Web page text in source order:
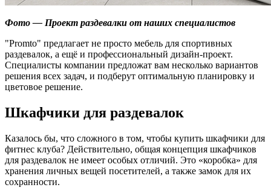
Фото — Проект раздевалки от наших специалистов
"Promto" предлагает не просто мебель для спортивных
раздевалок, а ещё и профессиональный дизайн-проект.
Специалисты компании предложат вам несколько вариантов
решения всех задач, и подберут оптимальную планировку и
цветовое решение.
Шкафчики для раздевалок
Казалось бы, что сложного в том, чтобы купить шкафчики для
фитнес клуба? Действительно, общая концепция шкафчиков
для раздевалок не имеет особых отличий. Это «коробка» для
хранения личных вещей посетителей, а также замок для их
сохранности.